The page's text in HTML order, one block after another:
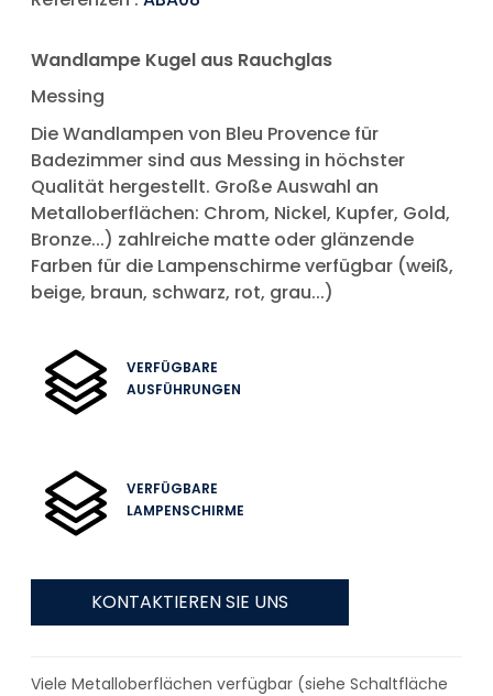
Wandlampe Kugel aus Rauchglas
Messing
Die Wandlampen von Bleu Provence für
Badezimmer sind aus Messing in höchster
Qualität hergestellt. Große Auswahl an
Metalloberflächen: Chrom, Nickel, Kupfer, Gold,
Bronze...) zahlreiche matte oder glänzende
Farben für die Lampenschirme verfügbar (weiß,
beige, braun, schwarz, rot, grau...)
VERFÜGBARE
AUSFÜHRUNGEN
VERFÜGBARE
LAMPENSCHIRME
KONTAKTIEREN SIE UNS
Viele Metalloberflächen verfügbar (siehe Schaltfläche